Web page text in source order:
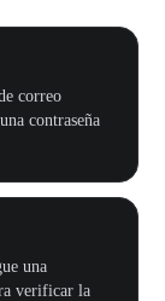
correo
contraseña
una
verificar la